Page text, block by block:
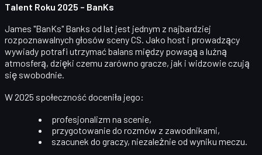
Talent Roku 2025 – BanKs
James "BanKs" Banks od lat jest jednym z najbardziej
rozpoznawalnych głosów sceny CS. Jako host i prowadzący
wywiady potrafi utrzymać balans między powagą a luźną
atmosferą, dzięki czemu zarówno gracze, jak i widzowie czują
się swobodnie.
W 2025 społeczność doceniła jego:
profesjonalizm na scenie,
przygotowanie do rozmów z zawodnikami,
szacunek do graczy, niezależnie od wyniku meczu.